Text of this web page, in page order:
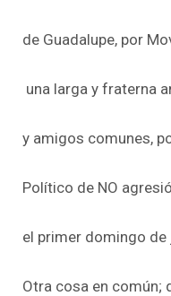
de Guadalupe, por
una larga y fraterna
y amigos comunes,
Político de NO
el primer domingo de
Otra cosa en común;